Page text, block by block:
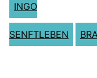
INGO
SENFTLEBEN